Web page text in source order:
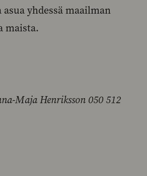
yhdessä maailman
maista.
Maja Henriksson 050 512